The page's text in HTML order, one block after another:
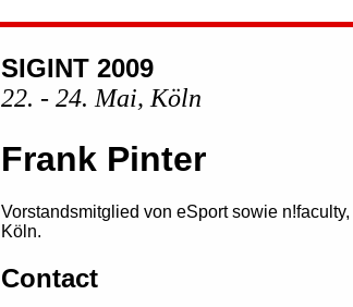
SIGINT 2009
22. - 24. Mai, Köln
Frank Pinter
Vorstandsmitglied von eSport sowie
Köln.
Contact